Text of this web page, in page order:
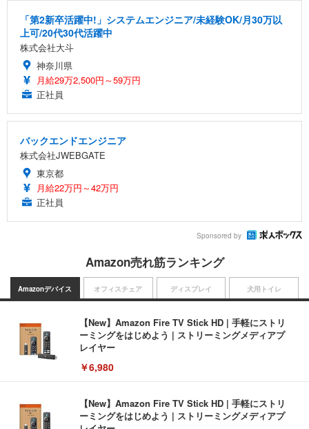
「第2新卒活躍中!」システムエンジニア/未経験OK/月30万以
上可/20代30代活躍中
株式会社大斗
神奈川県
月給29万2,500円～59万円
正社員
バックエンドエンジニア
株式会社JWEBGATE
東京都
月給22万円～42万円
正社員
Sponsored by
Amazon売れ筋ランキング
Amazonデバイス
【New】Amazon Fire TV Stick HD | 手軽にストリ
ーミングをはじめよう | ストリーミングメディアプ
レイヤー
￥6,980
【New】Amazon Fire TV Stick HD | 手軽にストリ
ーミングをはじめよう | ストリーミングメディアプ
オフィスチェア ディスプレイ 犬用トイレ